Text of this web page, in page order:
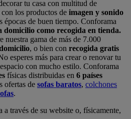
tu casa con multitud de
los productos de imagen y sonido
épocas de buen tiempo. Conforama
domicilio como recogida en tienda.
nuestra gama de más de 7.000
, o bien con recogida gratis
esperes más para crear o renovar tu
con mucho estilo. Conforama
físicas distribuidas en 6 países
ofertas de sofas baratos, colchones
.
través de su website o, físicamente,